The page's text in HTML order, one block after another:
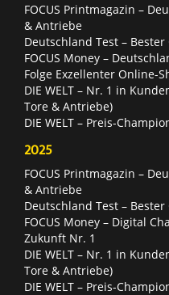
FOCUS Printmagazin –
& Antriebe
Deutschland Test –
FOCUS Money –
Folge Exzellenter Online-
DIE WELT – Nr. 1 in
Tore & Antriebe)
DIE WELT – Preis-
2025
FOCUS Printmagazin –
& Antriebe
Deutschland Test –
FOCUS Money – Digital
Zukunft Nr. 1
DIE WELT – Nr. 1 in
Tore & Antriebe)
DIE WELT – Preis-